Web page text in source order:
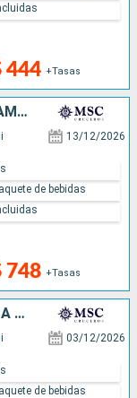
444 +Tasas
ESTADOS UNIDOS, ISLAS CAIMÁN, JAMAICA, ARUBA
13/12/2026
748 +Tasas
de bebidas
ESTADOS UNIDOS, ARUBA, REPÚBLICA DOMINICANA, JAMAICA, ISLAS CAIMÁN
03/12/2026
de bebidas